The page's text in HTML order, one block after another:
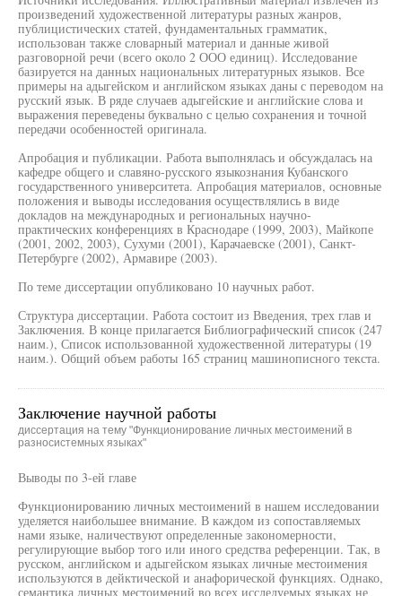
произведений художественной литературы разных жанров,
публицистических статей, фундаментальных грамматик,
использован также словарный материал и данные живой
разговорной речи (всего около 2 ООО единиц). Исследование
базируется на данных национальных литературных языков. Все
примеры на адыгейском и английском языках даны с переводом на
русский язык. В ряде случаев адыгейские и английские слова и
выражения переведены буквально с целью сохранения и точной
передачи особенностей оригинала.
Апробация и публикации. Работа выполнялась и обсуждалась на
кафедре общего и славяно-русского языкознания Кубанского
государственного университета. Апробация материалов, основные
положения и выводы исследования осуществлялись в виде
докладов на международных и региональных научно-
практических конференциях в Краснодаре (1999, 2003), Майкопе
(2001, 2002, 2003), Сухуми (2001), Карачаевске (2001), Санкт-
Петербурге (2002), Армавире (2003).
По теме диссертации опубликовано 10 научных работ.
Структура диссертации. Работа состоит из Введения, трех глав и
Заключения. В конце прилагается Библиографический список (247
наим.), Список использованной художественной литературы (19
наим.). Общий объем работы 165 страниц машинописного текста.
Заключение научной работы
диссертация на тему "Функционирование личных местоимений в
разносистемных языках"
Выводы по 3-ей главе
Функционированию личных местоимений в нашем исследовании
уделяется наибольшее внимание. В каждом из сопоставляемых
нами языке, наличествуют определенные закономерности,
регулирующие выбор того или иного средства референции. Так, в
русском, английском и адыгейском языках личные местоимения
используются в дейктической и анафорической функциях. Однако,
семантика личных местоимений во всех исследуемых языках не